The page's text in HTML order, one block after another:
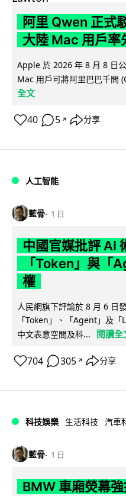
阿里 Qwen 正式
大陸 Mac 用戶率
Apple 於 2026 年 8 月 8 日
Mac 用戶可將阿里巴巴千問
全文
40 5 ↗ 分享
人工智能
藍骨 1 日
中國官媒批評
「Token」與「
權
人民網旗下評論於 8 月 6 日
「Token」、「Agent」及
中文表意空間及科...
閱讀全
704 305 ↗ 分享
科技娛樂 生活科技 汽車
藍骨 1 日
BMW 車廂熒幕